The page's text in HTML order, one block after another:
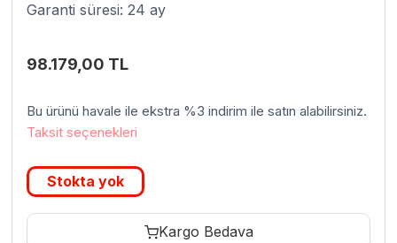
Garanti süresi: 24 ay
98.179,00 TL
Bu ürünü havale ile ekstra %3 indirim ile satın alabilirsiniz.
Taksit seçenekleri
Stokta yok
Kargo Bedava